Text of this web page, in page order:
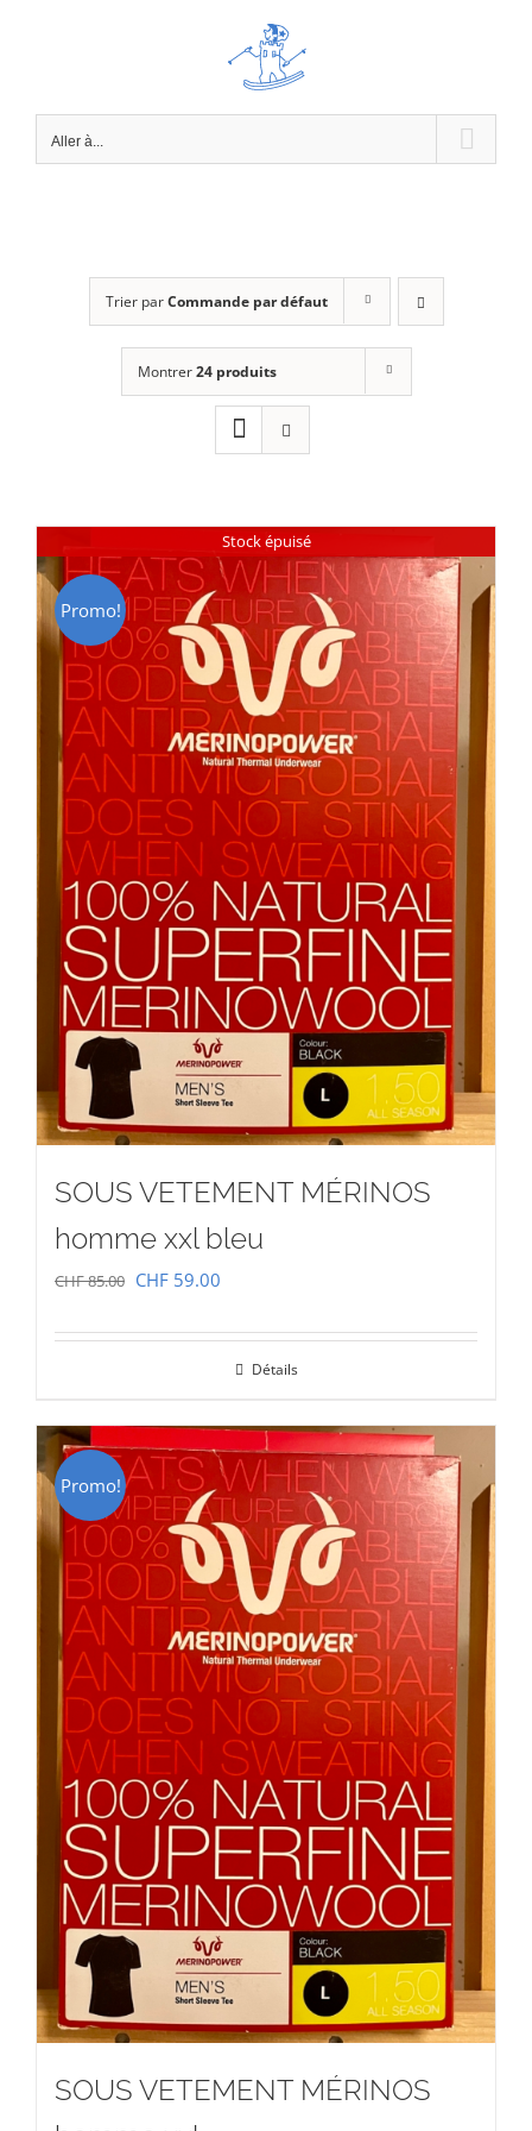
Aller à...
Trier parCommande par défaut
Montrer24 produits
Stock épuisé
Promo!
SOUS VETEMENT MÉRINOS
homme xxl bleu
CHF85.00 Le
initial
CHF 85.00.
CHF 59.00
actuel
CHF 59.00.
Détails
Promo!
SOUS VETEMENT MÉRINOS